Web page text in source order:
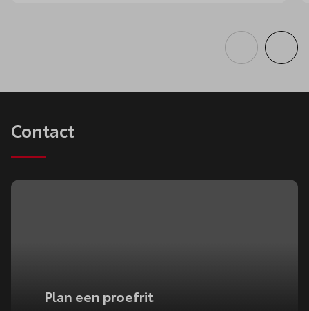
Contact
Plan een proefrit